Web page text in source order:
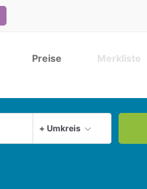
Preise Merkliste
+ Umkreis
Aktuellen